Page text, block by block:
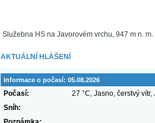
Služebna HS na Javorovém vrchu, 947 m n. m.
AKTUÁLNÍ HLÁŠENÍ
Informace o počasí: 05.08.2026
Počasí:
27 °C, Jasno, čerstvý vítr,
Sníh: